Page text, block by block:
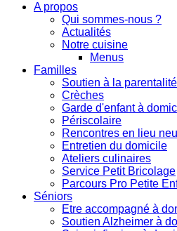
A propos
Qui sommes-nous ?
Actualités
Notre cuisine
Menus
Familles
Soutien à la
Crèches
Garde d'enfant à
Périscolaire
Rencontres en lieu
Entretien du domicile
Ateliers culinaires
Service Petit Bricolage
Parcours Pro Petite
Séniors
Etre accompagné à
Soutien Alzheimer à